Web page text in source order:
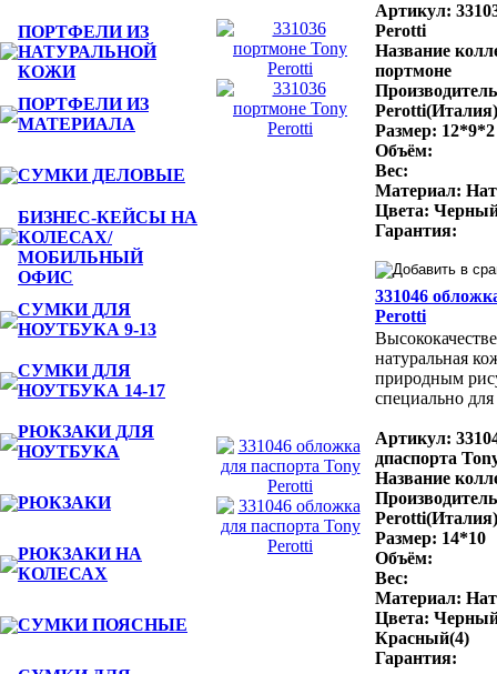
ПОРТФЕЛИ ИЗ
НАТУРАЛЬНОЙ
КОЖИ
ПОРТФЕЛИ ИЗ
МАТЕРИАЛА
СУМКИ ДЕЛОВЫЕ
БИЗНЕС-КЕЙСЫ НА
КОЛЕСАХ/
МОБИЛЬНЫЙ
ОФИС
СУМКИ ДЛЯ
НОУТБУКА 9-13
СУМКИ ДЛЯ
НОУТБУКА 14-17
РЮКЗАКИ ДЛЯ
НОУТБУКА
РЮКЗАКИ
РЮКЗАКИ НА
КОЛЕСАХ
СУМКИ ПОЯСНЫЕ
Артикул:
Perotti
Название
портмоне
Perotti(Италия)
Размер: 12*9*2
Объём:
Вес:
Материал:
Цвета:
Гарантия:
331046
Perotti
натуральная
природным
специально
Артикул:
дпаспорта
Название
Perotti(Италия)
Размер: 14*10
Объём:
Вес:
Материал:
Цвета:
Красный(4)
Гарантия: